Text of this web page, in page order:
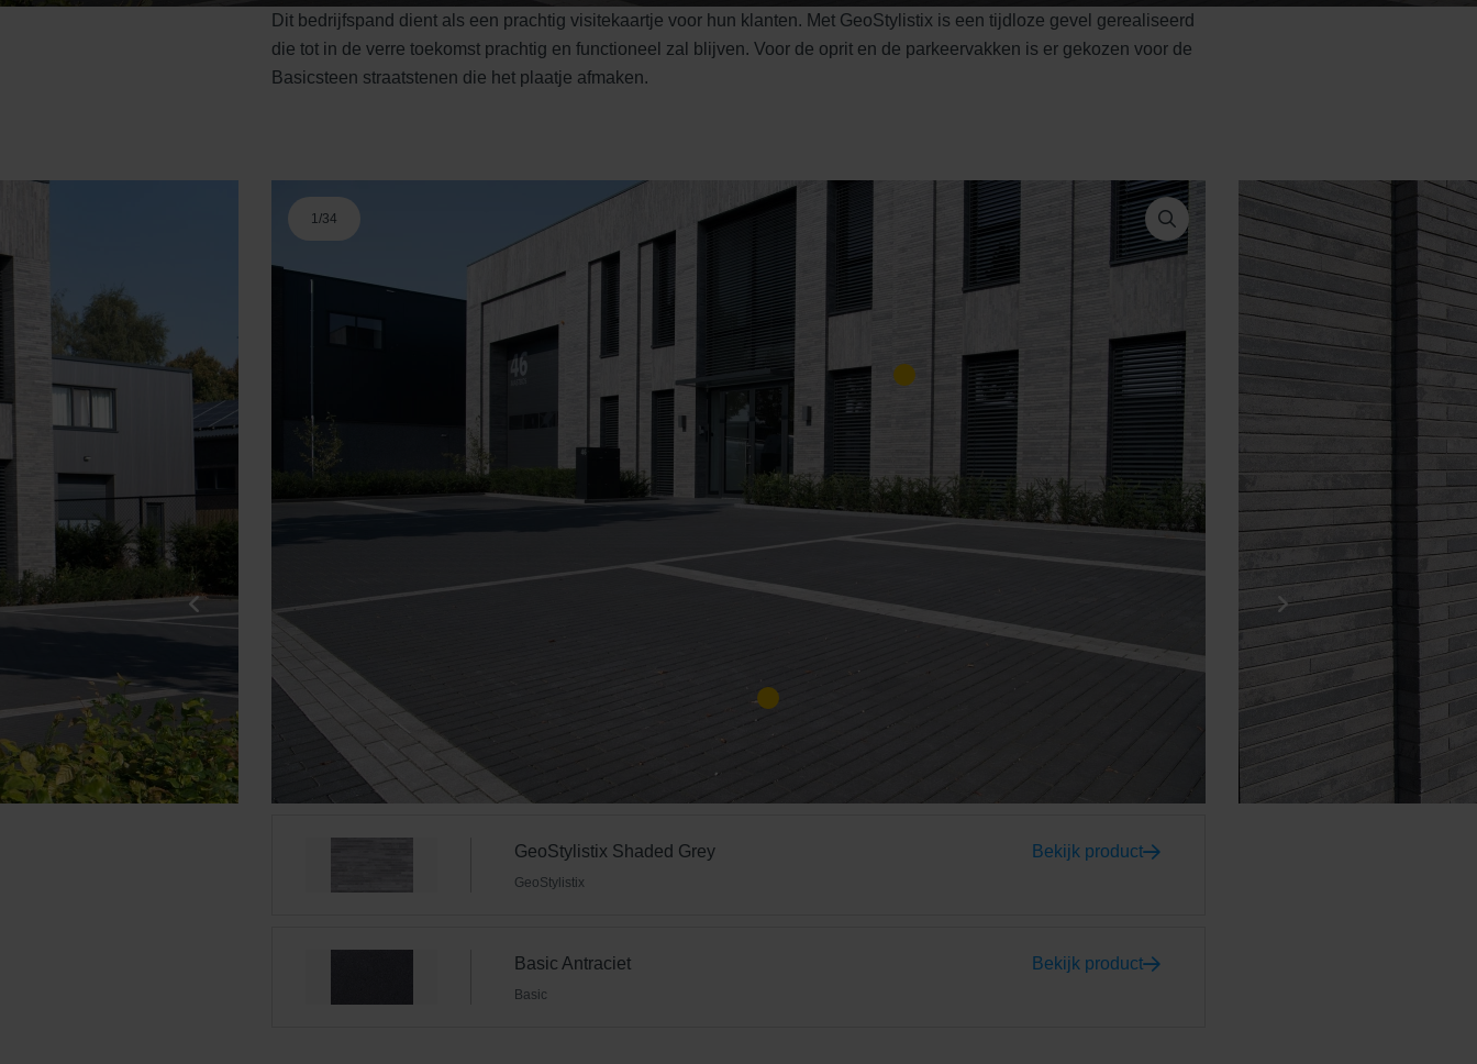
Dit bedrijfspand dient als een prachtig visitekaartje voor hun klanten. Met GeoStylistix is een tijdloze gevel gerealiseerd
die tot in de verre toekomst prachtig en functioneel zal blijven. Voor de oprit en de parkeervakken is er gekozen voor de
Basicsteen straatstenen die het plaatje afmaken.
1/34
GeoStylistix Shaded Grey
GeoStylistix
Bekijk product
Basic Antraciet
Basic
Bekijk product